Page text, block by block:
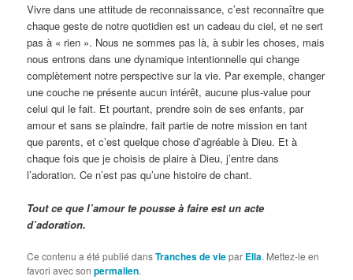
Vivre dans une attitude de reconnaissance, c’est reconnaître que
chaque geste de notre quotidien est un cadeau du ciel, et ne sert
pas à « rien ». Nous ne sommes pas là, à subir les choses, mais
nous entrons dans une dynamique intentionnelle qui change
complètement notre perspective sur la vie. Par exemple, changer
une couche ne présente aucun intérêt, aucune plus-value pour
celui qui le fait. Et pourtant, prendre soin de ses enfants, par
amour et sans se plaindre, fait partie de notre mission en tant
que parents, et c’est quelque chose d’agréable à Dieu. Et à
chaque fois que je choisis de plaire à Dieu, j’entre dans
l’adoration. Ce n’est pas qu’une histoire de chant.
Tout ce que l’amour te pousse à faire est un acte
d’adoration.
Ce contenu a été publié dansTranches de viepar Ella. Mettez-le en
favori avec sonpermalien.